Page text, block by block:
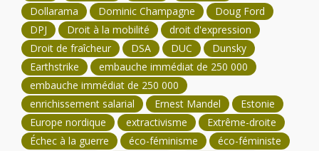
Dollarama
Dominic Champagne
Doug Ford
DPJ
Droit à la mobilité
droit d'expression
Droit de fraîcheur
DSA DUC
Dunsky
Earthstrike
embauche immédiat de 250 000
embauche immédiat de 250 000
enrichissement salarial
Ernest Mandel
Estonie
Europe nordique
extractivisme
Extrême-droite
Échec à la guerre
éco-féminisme
éco-féministe